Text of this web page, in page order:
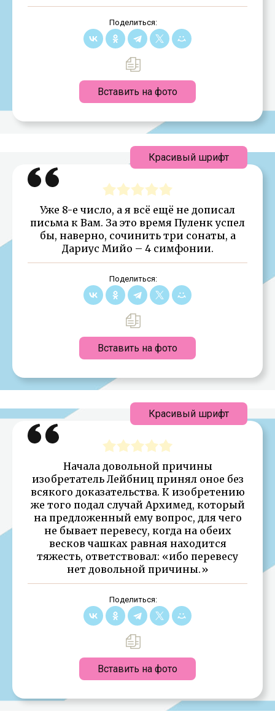
Поделиться:
Вставить на фото
Уже 8-е число, а я всё ещё не дописал
письма к Вам. За это время Пуленк успел
бы, наверно, сочинить три сонаты, а
Дариус Мийо – 4 симфонии.
Поделиться:
Вставить на фото
Красивый шрифт
Начала довольной причины
изобретатель Лейбниц принял оное без
всякого доказательства. К изобретению
же того подал случай Архимед, который
на предложенный ему вопрос, для чего
не бывает перевесу, когда на обеих
весков чашках равная находится
тяжесть, ответствовал: «ибо перевесу
нет довольной причины.»
Поделиться:
Вставить на фото
Красивый шрифт